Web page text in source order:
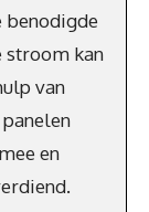
benodigde
stroom kan
van
en